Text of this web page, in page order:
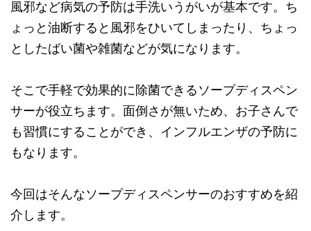
風邪など病気の予防は手洗いうがいが基本です。ち
ょっと油断すると風邪をひいてしまったり、ちょっ
としたばい菌や雑菌などが気になります。
そこで手軽で効果的に除菌できるソープディスペン
サーが役立ちます。面倒さが無いため、お子さんで
も習慣にすることができ、インフルエンザの予防に
もなります。
今回はそんなソープディスペンサーのおすすめを紹
介します。